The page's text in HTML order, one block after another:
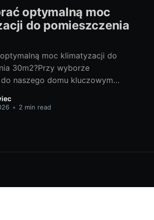
optymalną moc
do pomieszczenia
moc klimatyzacji do
30m2?Przy wyborze
naszego domu kluczowym
powinniśmy sobie zadać jest,
na 30m2 będzie idealny?
1. Kluczowe czynniki
• 2 min read